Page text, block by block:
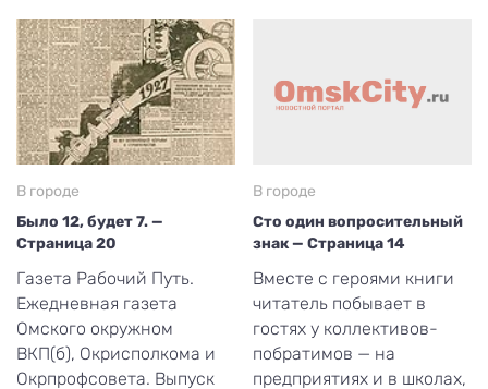
В городе
Было 12, будет 7. —
Страница 20
Газета Рабочий Путь.
Ежедневная газета
Омского окружном
ВКП(б), Окрисполкома и
Окрпрофсовета. Выпуск
В городе
Сто один вопросительный
знак — Страница 14
Вместе с героями книги
читатель побывает в
гостях у коллективов-
побратимов — на
предприятиях и в школах,